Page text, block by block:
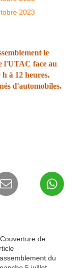
le
l'UTAC face au
à 12 heures.
d'automobiles.